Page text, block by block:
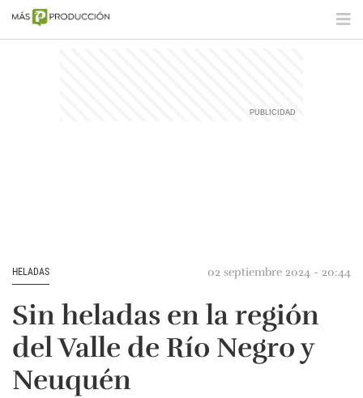
HELADAS 02 septiembre 2024 - 20:44
Sin heladas en la región
del Valle de Río Negro y
Neuquén